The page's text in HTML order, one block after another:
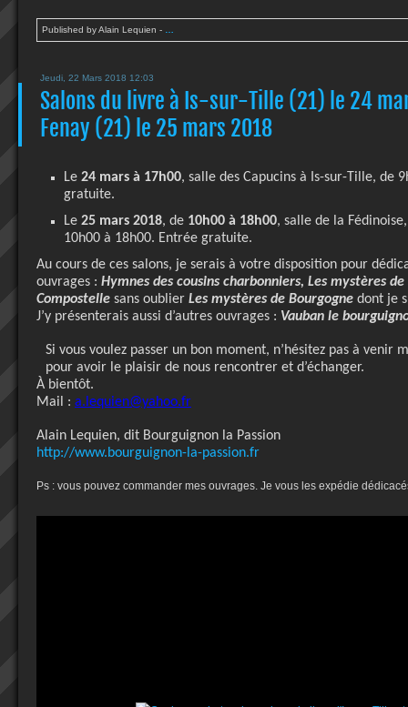
Published by Alain Lequien -
Jeudi, 22 Mars 2018 12:03
Salons du livre à Is-sur-Tille (21) le 24
Fenay (21) le 25 mars 2018
Le 24 mars à 17h00, salle des Capucins à Is-sur-Tille, de
gratuite.
Le 25 mars 2018, de 10h00 à 18h00, salle de la
10h00 à 18h00. Entrée gratuite.
Au cours de ces salons, je serais à votre disposition pour
ouvrages : Hymnes des cousins charbonniers, Les mystères de
Compostelle sans oublier Les mystères de Bourgogne dont je
J’y présenterais aussi d’autres ouvrages : Vauban le
Si vous voulez passer un bon moment, n’hésitez pas à venir
pour avoir le plaisir de nous rencontrer et d’échanger.
À bientôt.
Mail : a.lequien@yahoo.fr
Alain Lequien, dit Bourguignon la Passion
http://www.bourguignon-la-passion.fr
Ps : vous pouvez commander mes ouvrages. Je vous les expédie